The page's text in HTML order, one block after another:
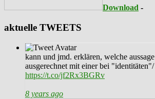
Download -
aktuelle TWEETS
kann und jmd. erklären, welche aussage
ausgerechnet mit einer bei "identitäten"/
https://t.co/jf2Rx3BGRv
8 years ago